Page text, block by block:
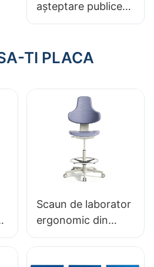
așteptare publice
Scaun medical
TI PLACA
Scaun de laborator
ergonomic din
spumă PU durabilă